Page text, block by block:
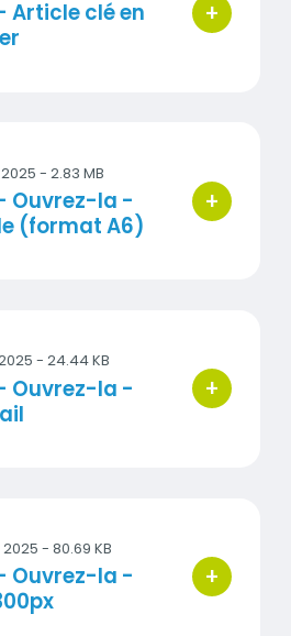
Article clé en
+
bouton
- 2.83 MB
Ouvrez-la -
(format A6)
+
bouton
- 24.44 KB
Ouvrez-la -
+
bouton
- 80.69 KB
Ouvrez-la -
+
bouton